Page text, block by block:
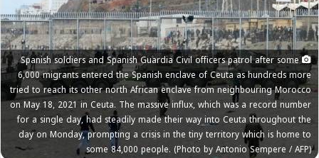
a
n
e
m
a
i
l
Spanish soldiers and Spanish Guardia Civil officers patrol after some
6,000 migrants entered the Spanish enclave of Ceuta as hundreds more
tried to reach its other north African enclave from neighbouring Morocco
on May 18, 2021 in Ceuta. The massive influx, which was a record number
for a single day, had steadily made their way into Ceuta throughout the
day on Monday, prompting a crisis in the tiny territory which is home to
some 84,000 people. (Photo by Antonio Sempere / AFP)